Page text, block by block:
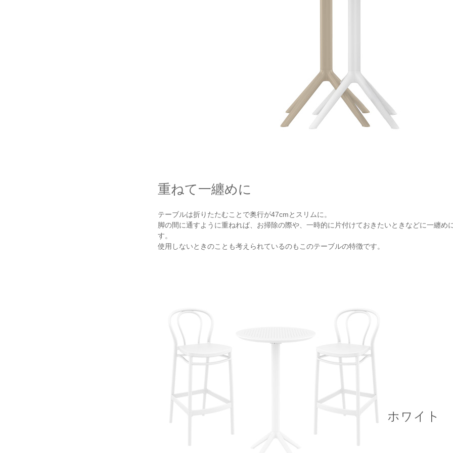
重ねて一纏めに
テーブルは折りたたむことで奥行が47cmとスリムに。
脚の間に通すように重ねれば、お掃除の際や、一時的に片付けておきたいときなどに一纏め
す。
使用しないときのことも考えられているのもこのテーブルの特徴です。